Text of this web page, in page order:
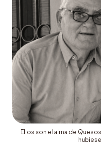
Ellos son el alma de